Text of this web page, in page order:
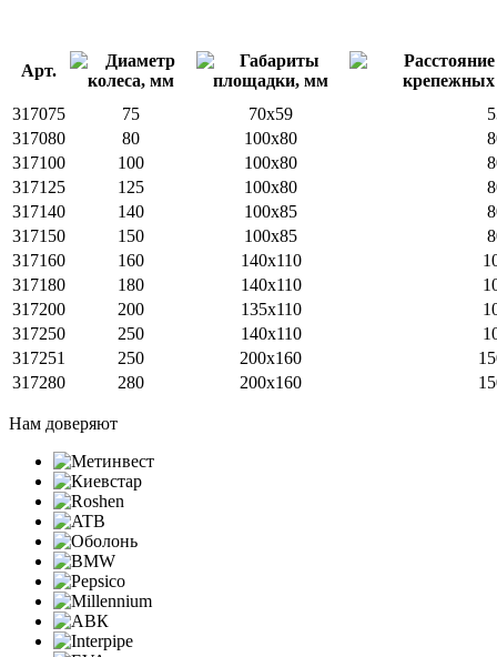
Арт.
317075 75 70x59
317080
80 100x80
317100
100 100x80
317125
125 100x80
317140
140 100х85
317150
150 100х85
317160
160 140x110
317180
180 140x110
317200
200 135х110
317250
250 140x110
317251
250 200x160
317280
280 200x160
Нам доверяют